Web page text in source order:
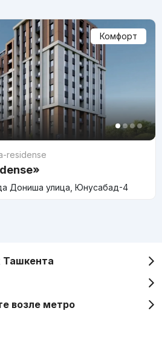
Комфорт
residense
Дониша улица, Юнусабад-4
Ташкента
возле метро